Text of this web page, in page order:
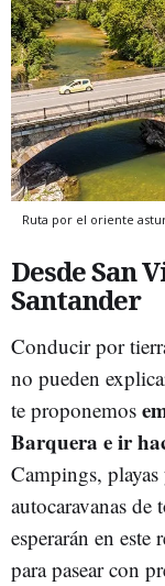
Ruta por el oriente
Desde San
Santander
Conducir por
no pueden
te proponemos
Barquera e ir
Campings, playas
autocaravanas de
esperarán en
para pasear con